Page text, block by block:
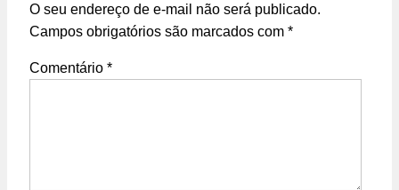
O seu endereço de e-mail não será publicado.
Campos obrigatórios são marcados com *
Comentário *